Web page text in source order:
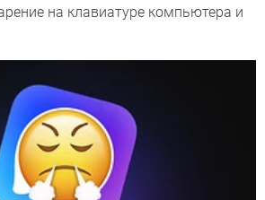
на клавиатуре компьютера и